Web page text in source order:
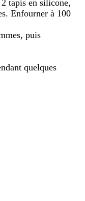
tapis en silicone,
Enfourner à 100
puis
quelques